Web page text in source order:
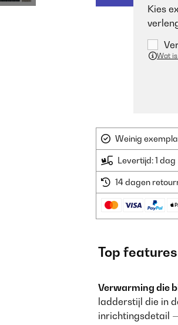
Kies
Wat
Weinig
Levertijd: 1 dag
14 dagen
Top features
Verwarming die
ladderstijl die in
inrichtingsdetail